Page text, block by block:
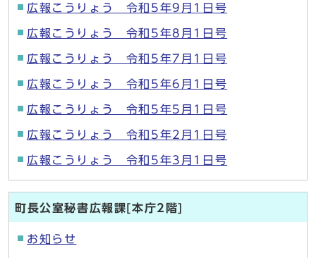
広報こうりょう 令和5年9月1日号
広報こうりょう 令和5年8月1日号
広報こうりょう 令和5年7月1日号
広報こうりょう 令和5年6月1日号
広報こうりょう 令和5年5月1日号
広報こうりょう 令和5年2月1日号
広報こうりょう 令和5年3月1日号
町長公室秘書広報課[本庁2階]
お知らせ